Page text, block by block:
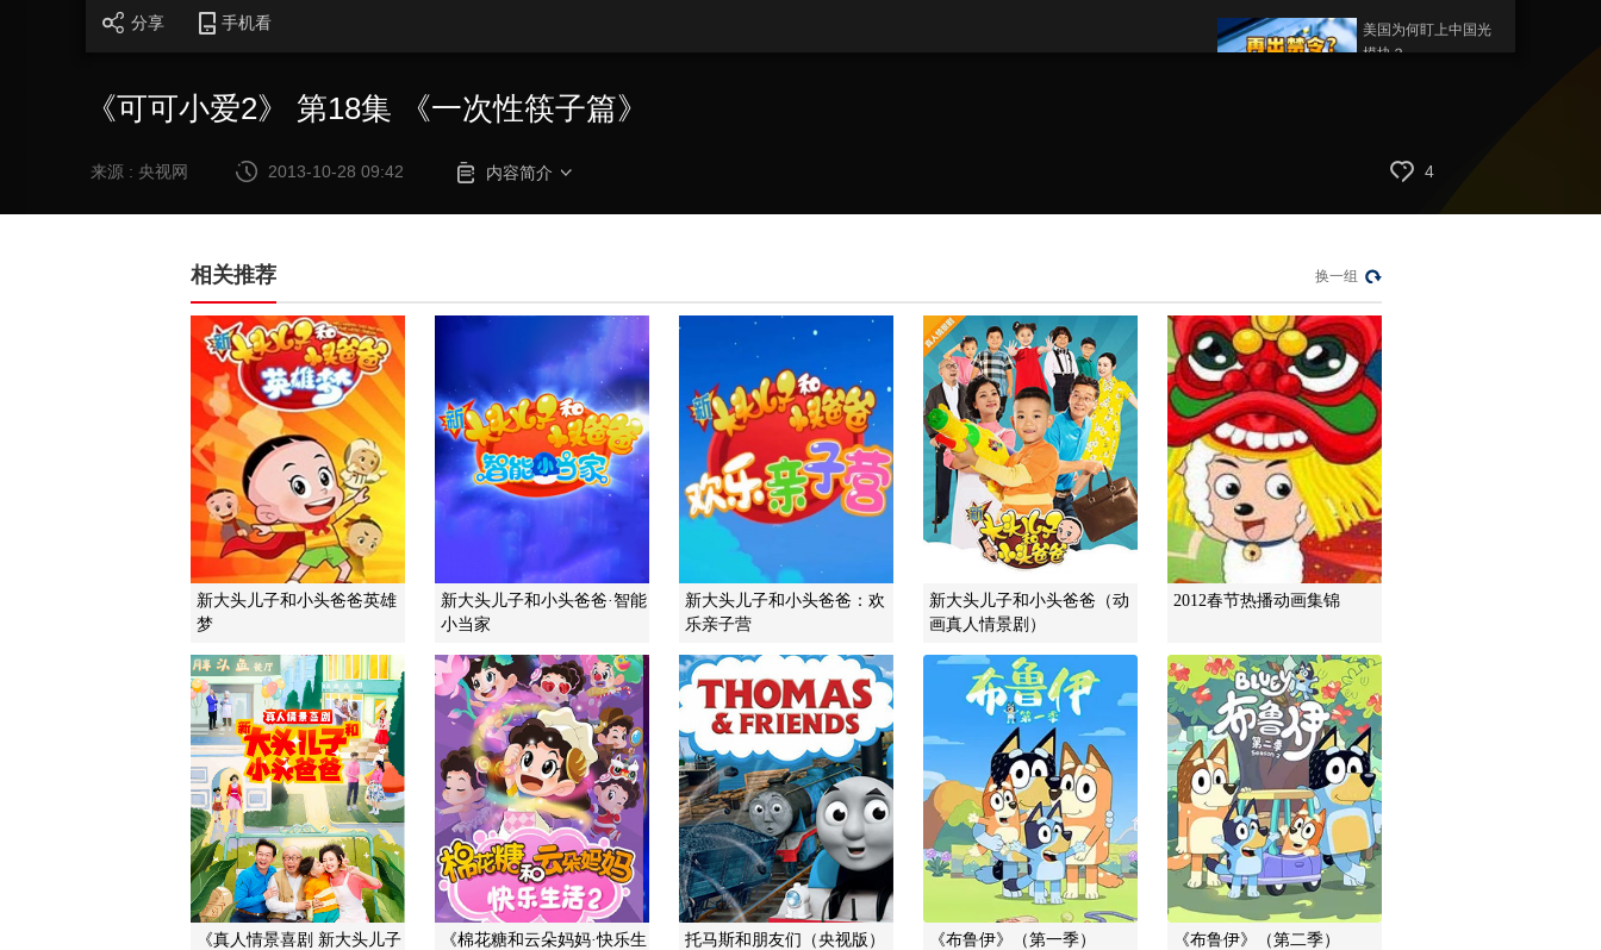
分享 手机看
美国为何盯上中国光
模块？
法治在线
“AI双星”上空有何新本
共同关注
百年潮起 再现张謇传
奇人生
文化十分
一醋一面 “酸”出亿万
财路
生财有道
“蜜蜂博士”的甜蜜事业
道德观察
教你看懂食品标签莫
“沉睡”4年保单的时效
之争
今日说法
自然秘境 荒漠翠影蕴
生机
远方的家
“最后的水上公交”摆渡
人
三农群英汇
《可可小爱2》 第18集 《一次性筷子篇》
来源 : 央视网 2013-10-28 09:42 内容简介 4
相关推荐 换一组
新大头儿子和小头爸爸英雄
梦
新大头儿子和小头爸爸·智能
小当家
新大头儿子和小头爸爸：欢
乐亲子营
新大头儿子和小头爸爸（动
画真人情景剧）
2012春节热播动画集锦
《真人情景喜剧 新大头儿子
《棉花糖和云朵妈妈·快乐生
托马斯和朋友们（央视版） 《布鲁伊》（第一季） 《布鲁伊》（第二季）